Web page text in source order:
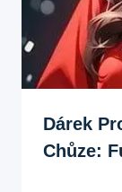
Dárek
Chůze: